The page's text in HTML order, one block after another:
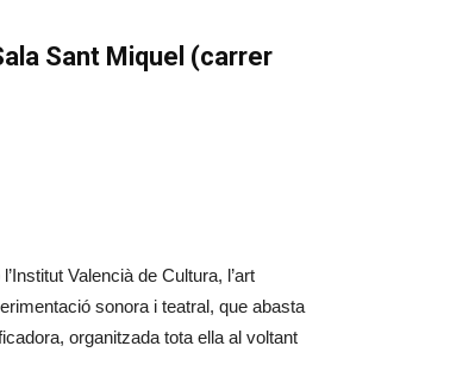
Sant Miquel (carrer
Valencià de Cultura, l’art
sonora i teatral, que abasta
organitzada tota ella al voltant